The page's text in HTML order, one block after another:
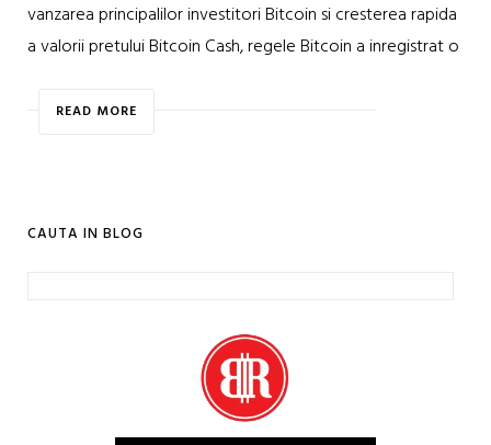
vanzarea principalilor investitori Bitcoin si cresterea rapida
a valorii pretului Bitcoin Cash, regele Bitcoin a inregistrat o
READ MORE
CAUTA IN BLOG